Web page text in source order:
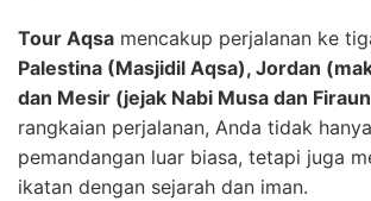
Tour Aqsa mencakup perjalanan ke
Palestina (Masjidil Aqsa), Jordan
dan Mesir (jejak Nabi Musa dan
rangkaian perjalanan, Anda tidak
pemandangan luar biasa, tetapi juga
ikatan dengan sejarah dan iman.